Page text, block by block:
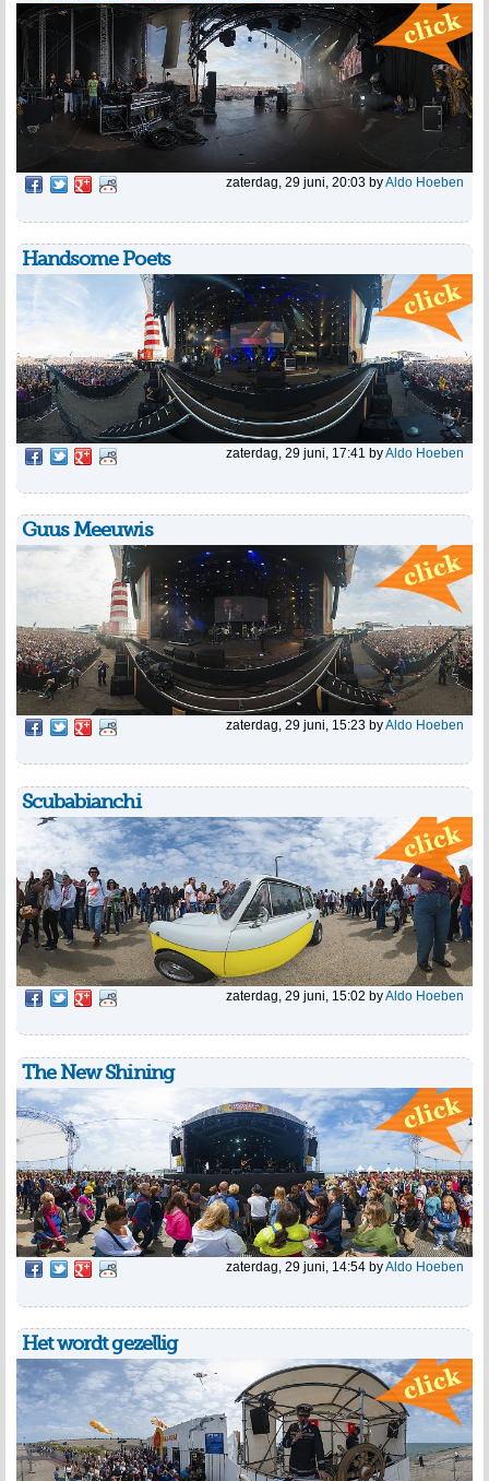
zaterdag, 29 juni, 20:03 byAldo Hoeben
Handsome Poets
zaterdag, 29 juni, 17:41 byAldo Hoeben
Guus Meeuwis
zaterdag, 29 juni, 15:23 by Aldo Hoeben
Scubabianchi
zaterdag, 29 juni, 15:02 byAldo Hoeben
The New Shining
zaterdag, 29 juni, 14:54 byAldo Hoeben
Het wordt gezellig